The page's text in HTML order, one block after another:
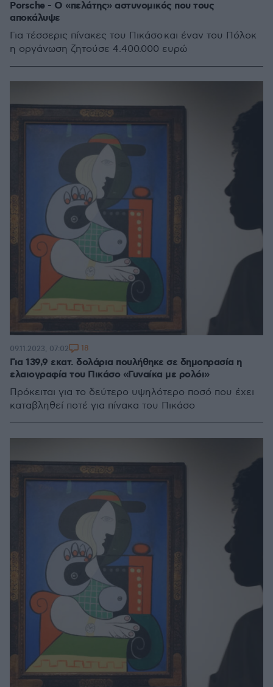
Porsche - Ο «πελάτης» αστυνομικός που τους
αποκάλυψε
Για τέσσερις πίνακες του Πικάσο και έναν του Πόλοκ
η οργάνωση ζητούσε 4.400.000 ευρώ
Για 139,9 εκατ. δολάρια πουλήθηκε σε δημοπρασία η
ελαιογραφία του Πικάσο «Γυναίκα με ρολόι»
Πρόκειται για το δεύτερο υψηλότερο ποσό που έχει
καταβληθεί ποτέ για πίνακα του Πικάσο
09.11.2023, 07:02 18